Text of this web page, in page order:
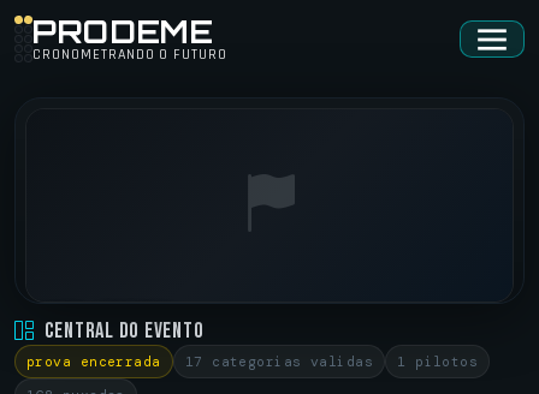
PRODEME
CRONOMETRANDO O FUTURO
AAPA • 2ª ETAPA
TIMBO • 28/06/2025
Central do Evento
prova encerrada 17 categorias validas
1 pilotos